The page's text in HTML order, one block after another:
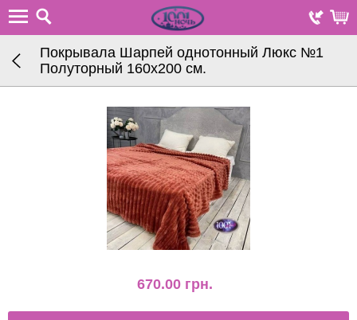
Покрывала Шарпей однотонный Люкс №1
Полуторный 160х200 см.
670.00 грн.